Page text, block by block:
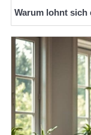
Warum lohnt sich